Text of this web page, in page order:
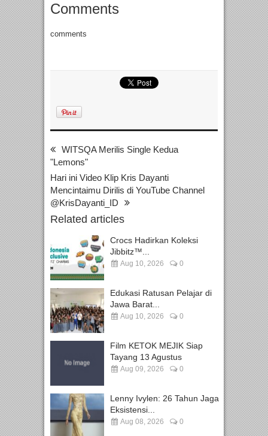
Comments
comments
WITSQA Merilis Single Kedua
"Lemons"
Hari ini Video Klip Kris Dayanti
Mencintaimu Dirilis di YouTube Channel
@KrisDayanti_ID
Related articles
Crocs Hadirkan Koleksi
Jibbitz™...
Aug 10, 2026 0
Edukasi Ratusan Pelajar di
Jawa Barat...
Aug 10, 2026 0
Film KETOK MEJIK Siap
Tayang 13 Agustus
Aug 09, 2026 0
Lenny Ivylen: 26 Tahun Jaga
Eksistensi...
Aug 08, 2026 0